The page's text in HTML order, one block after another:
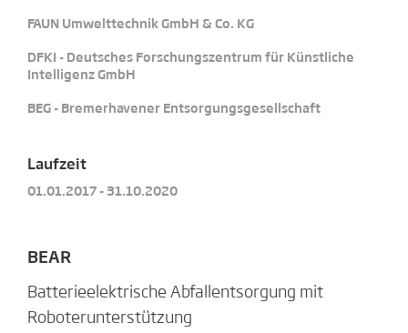
FAUN Umwelttechnik GmbH & Co. KG
DFKI - Deutsches Forschungszentrum für Künstliche
Intelligenz GmbH
BEG - Bremerhavener Entsorgungsgesellschaft
Laufzeit
01.01.2017 - 31.10.2020
BEAR
Batterieelektrische Abfallentsorgung mit
Roboterunterstützung